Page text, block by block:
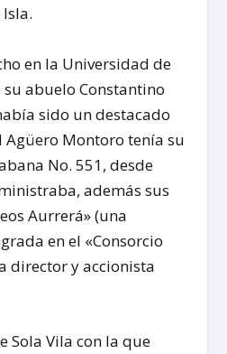
en la Universidad de
abuelo Constantino
sido un destacado
Agüero Montoro tenía su
No. 551, desde
además sus
Aurrerá» (una
en el «Consorcio
director y accionista
Sola Vila con la que